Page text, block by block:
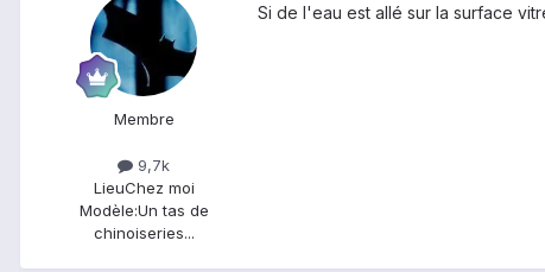
Membre
9,7k
LieuChez moi
Modèle:Un tas de
chinoiseries...
Si de l'eau est allé sur la surface